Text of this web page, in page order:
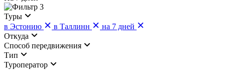
3
Туры
в Эстонию
в Таллинн
на 7 дней
Откуда
Cпособ передвижения
Тип
Туроператор